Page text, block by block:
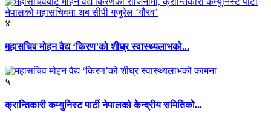
४
महासचिव मोहन वैद्य ‘किरण’को शीघ्र स्वास्थ्यलाभको...
५
क्रान्तिकारी कम्युनिस्ट पार्टी नेपालको केन्द्रीय समितिको...